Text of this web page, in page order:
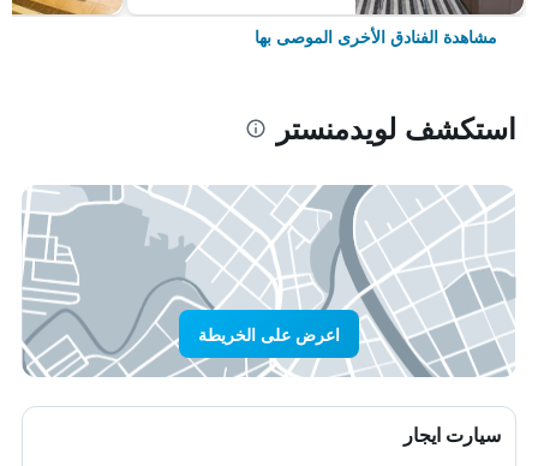
مشاهدة الفنادق الأخرى الموصى بها
استكشف لويدمنستر
اعرض على الخريطة
سيارت ايجار